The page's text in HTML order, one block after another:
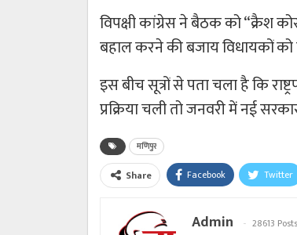
विपक्षी कांग्रेस ने बैठक को “क्रैश
बहाल करने की बजाय विधायकों
इस बीच सूत्रों से पता चला है कि
प्रक्रिया चली तो जनवरी में नई
मणिपुर
Share Facebook Twitter
Admin 28613 Posts